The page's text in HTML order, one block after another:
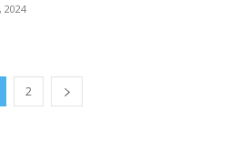
2024
2